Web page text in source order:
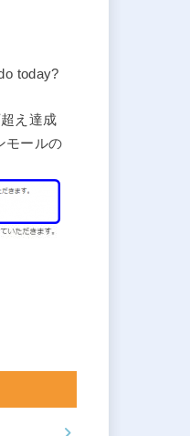
today?
え達成
モールの